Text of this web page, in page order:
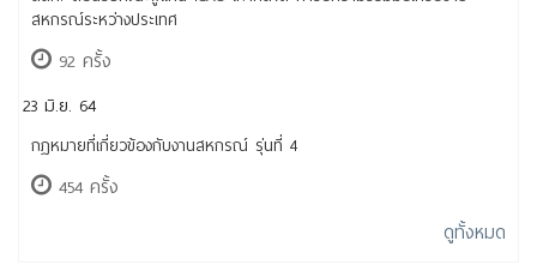
สหกรณ์ระหว่างประเทศ
92 ครั้ง
23 มิ.ย. 64
กฎหมายที่เกี่ยวข้องกับงานสหกรณ์ รุ่นที่ 4
454 ครั้ง
ดูทั้งหมด